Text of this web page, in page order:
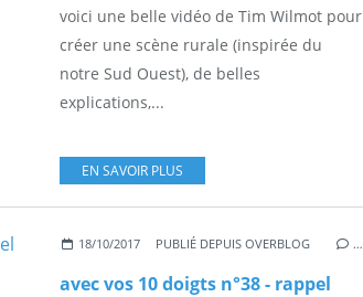
voici une belle vidéo de Tim Wilmot pour
créer une scène rurale (inspirée du
notre Sud Ouest), de belles
explications,...
EN SAVOIR PLUS
18/10/2017 PUBLIÉ DEPUIS OVERBLOG …
avec vos 10 doigts n°38 - rappel